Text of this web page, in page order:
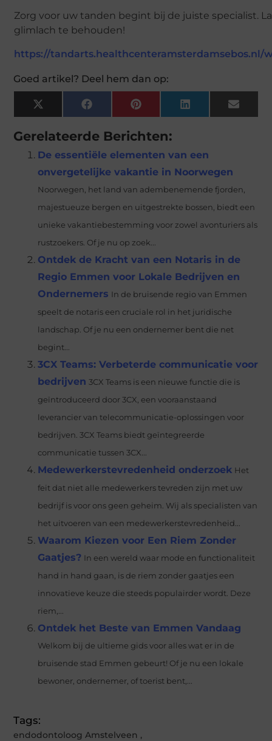
Zorg voor uw tanden begint bij de juiste specialist.
glimlach te behouden!
https://tandarts.healthcenteramsterdamsebos.nl/
Goed artikel? Deel hem dan op:
X
(Twitter)
FacebookPinterestLinkedInEmail
Gerelateerde Berichten:
De essentiële elementen van een
onvergetelijke vakantie in Noorwegen
Noorwegen, het land van adembenemende fjorden,
majestueuze bergen en uitgestrekte bossen, biedt een
unieke vakantiebestemming voor zowel avonturiers als
rustzoekers. Of je nu op zoek...
Ontdek de Kracht van een Notaris in de
Regio Emmen voor Lokale Bedrijven en
Ondernemers In de bruisende regio van Emmen
speelt de notaris een cruciale rol in het juridische
landschap. Of je nu een ondernemer bent die net
begint...
3CX Teams: Verbeterde communicatie voor
bedrijven 3CX Teams is een nieuwe functie die is
geïntroduceerd door 3CX, een vooraanstaand
leverancier van telecommunicatie-oplossingen voor
bedrijven. 3CX Teams biedt geïntegreerde
communicatie tussen 3CX...
Medewerkerstevredenheid onderzoek Het
feit dat niet alle medewerkers tevreden zijn met uw
bedrijf is voor ons geen geheim. Wij als specialisten van
het uitvoeren van een medewerkerstevredenheid...
Waarom Kiezen voor Een Riem Zonder
Gaatjes? In een wereld waar mode en functionaliteit
hand in hand gaan, is de riem zonder gaatjes een
innovatieve keuze die steeds populairder wordt. Deze
riem,...
Ontdek het Beste van Emmen Vandaag
Welkom bij de ultieme gids voor alles wat er in de
bruisende stad Emmen gebeurt! Of je nu een lokale
bewoner, ondernemer, of toerist bent,...
Tags:
endodontoloog Amstelveen ,